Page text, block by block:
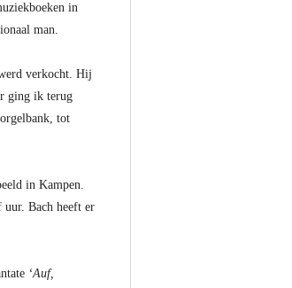
in
man.
verkocht. Hij
ging ik terug
tot
in Kampen.
uur. Bach heeft er
‘Auf,